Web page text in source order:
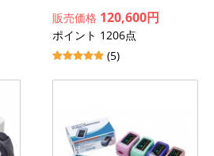
販売価格 120,600円
ポイント 1206点
(5)